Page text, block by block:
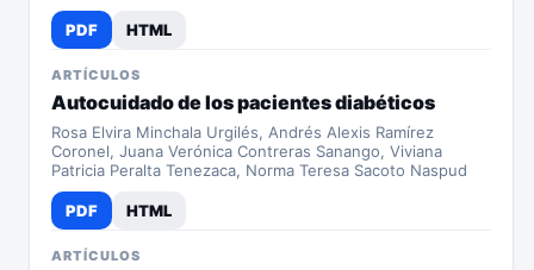
PDF HTML
ARTÍCULOS
Autocuidado de los pacientes diabéticos
Rosa Elvira Minchala Urgilés, Andrés Alexis Ramírez
Coronel, Juana Verónica Contreras Sanango, Viviana
Patricia Peralta Tenezaca, Norma Teresa Sacoto Naspud
PDF HTML
ARTÍCULOS